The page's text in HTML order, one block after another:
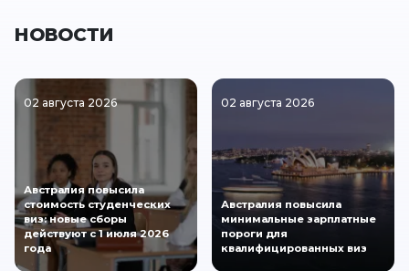
НОВОСТИ
02 августа 2026
Австралия повысила
стоимость студенческих
виз: новые сборы
действуют с 1 июля 2026
года
02 августа 2026
Австралия повысила
минимальные зарплатные
пороги для
квалифицированных виз